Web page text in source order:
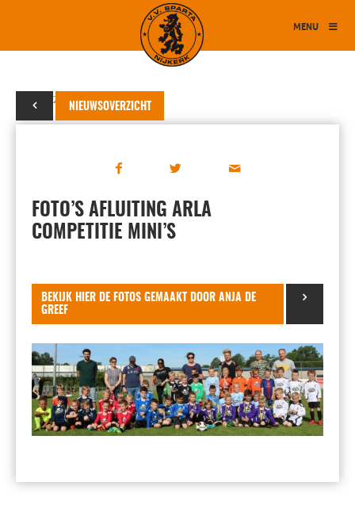
MENU
NIEUWSOVERZICHT
20 juni 2019
FOTO’S AFLUITING ARLA
COMPETITIE MINI’S
BEKIJK HIER DE FOTOS GEMAAKT DOOR ANJA DE
GREEF